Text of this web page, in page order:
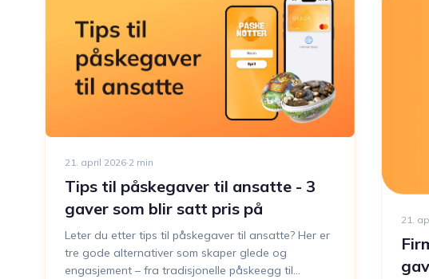
21. april 2026·2 min
Tips til påskegaver til ansatte - 3
gaver som blir satt pris på
Leter du etter tips til påskegaver til ansatte? Her er
tre gode alternativer som skaper glede og
engasjement – fra tradisjonelle påskeegg til
21.